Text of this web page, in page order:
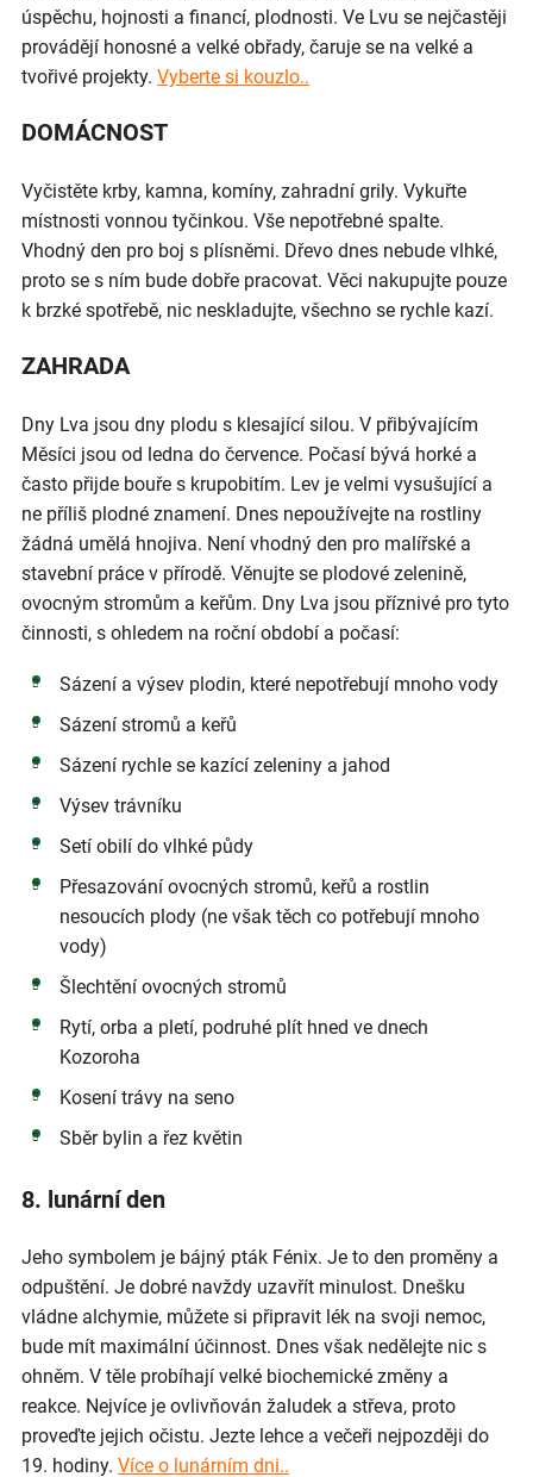
úspěchu, hojnosti a financí, plodnosti. Ve Lvu se nejčastěji
provádějí honosné a velké obřady, čaruje se na velké a
tvořivé projekty. Vyberte si kouzlo..
DOMÁCNOST
Vyčistěte krby, kamna, komíny, zahradní grily. Vykuřte
místnosti vonnou tyčinkou. Vše nepotřebné spalte.
Vhodný den pro boj s plísněmi. Dřevo dnes nebude vlhké,
proto se s ním bude dobře pracovat. Věci nakupujte pouze
k brzké spotřebě, nic neskladujte, všechno se rychle kazí.
ZAHRADA
Dny Lva jsou dny plodu s klesající silou. V přibývajícím
Měsíci jsou od ledna do července. Počasí bývá horké a
často přijde bouře s krupobitím. Lev je velmi vysušující a
ne příliš plodné znamení. Dnes nepoužívejte na rostliny
žádná umělá hnojiva. Není vhodný den pro malířské a
stavební práce v přírodě. Věnujte se plodové zelenině,
ovocným stromům a keřům. Dny Lva jsou příznivé pro tyto
činnosti, s ohledem na roční období a počasí:
Sázení a výsev plodin, které nepotřebují mnoho vody
Sázení stromů a keřů
Sázení rychle se kazící zeleniny a jahod
Výsev trávníku
Setí obilí do vlhké půdy
Přesazování ovocných stromů, keřů a rostlin
nesoucích plody (ne však těch co potřebují mnoho
vody)
Šlechtění ovocných stromů
Rytí, orba a pletí, podruhé plít hned ve dnech
Kozoroha
Kosení trávy na seno
Sběr bylin a řez květin
8. lunární den
Jeho symbolem je bájný pták Fénix. Je to den proměny a
odpuštění. Je dobré navždy uzavřít minulost. Dnešku
vládne alchymie, můžete si připravit lék na svoji nemoc,
bude mít maximální účinnost. Dnes však nedělejte nic s
ohněm. V těle probíhají velké biochemické změny a
reakce. Nejvíce je ovlivňován žaludek a střeva, proto
proveďte jejich očistu. Jezte lehce a večeři nejpozději do
19. hodiny. Více o lunárním dni..